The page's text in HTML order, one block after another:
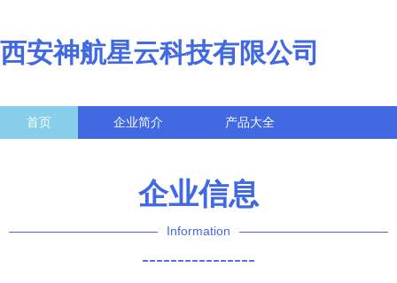
西安神航星云科技有限公司
首页 企业简介 产品大全
企业信息
Information
----------------